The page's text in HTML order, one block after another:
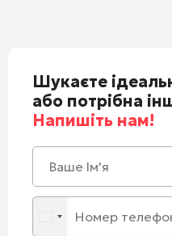
Шукаєте
або потрібна
Напишіть нам!